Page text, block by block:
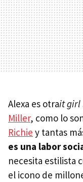
Alexa es otrait girl
Miller, como lo
Richie y tantas
es una labor
necesita estilista
el icono de